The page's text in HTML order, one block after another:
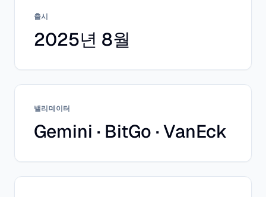
출시
2025년 8월
밸리데이터
Gemini · BitGo · VanEck